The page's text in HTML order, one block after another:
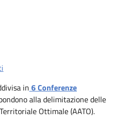
in 6 Conferenze
alla delimitazione delle
Ottimale (AATO).